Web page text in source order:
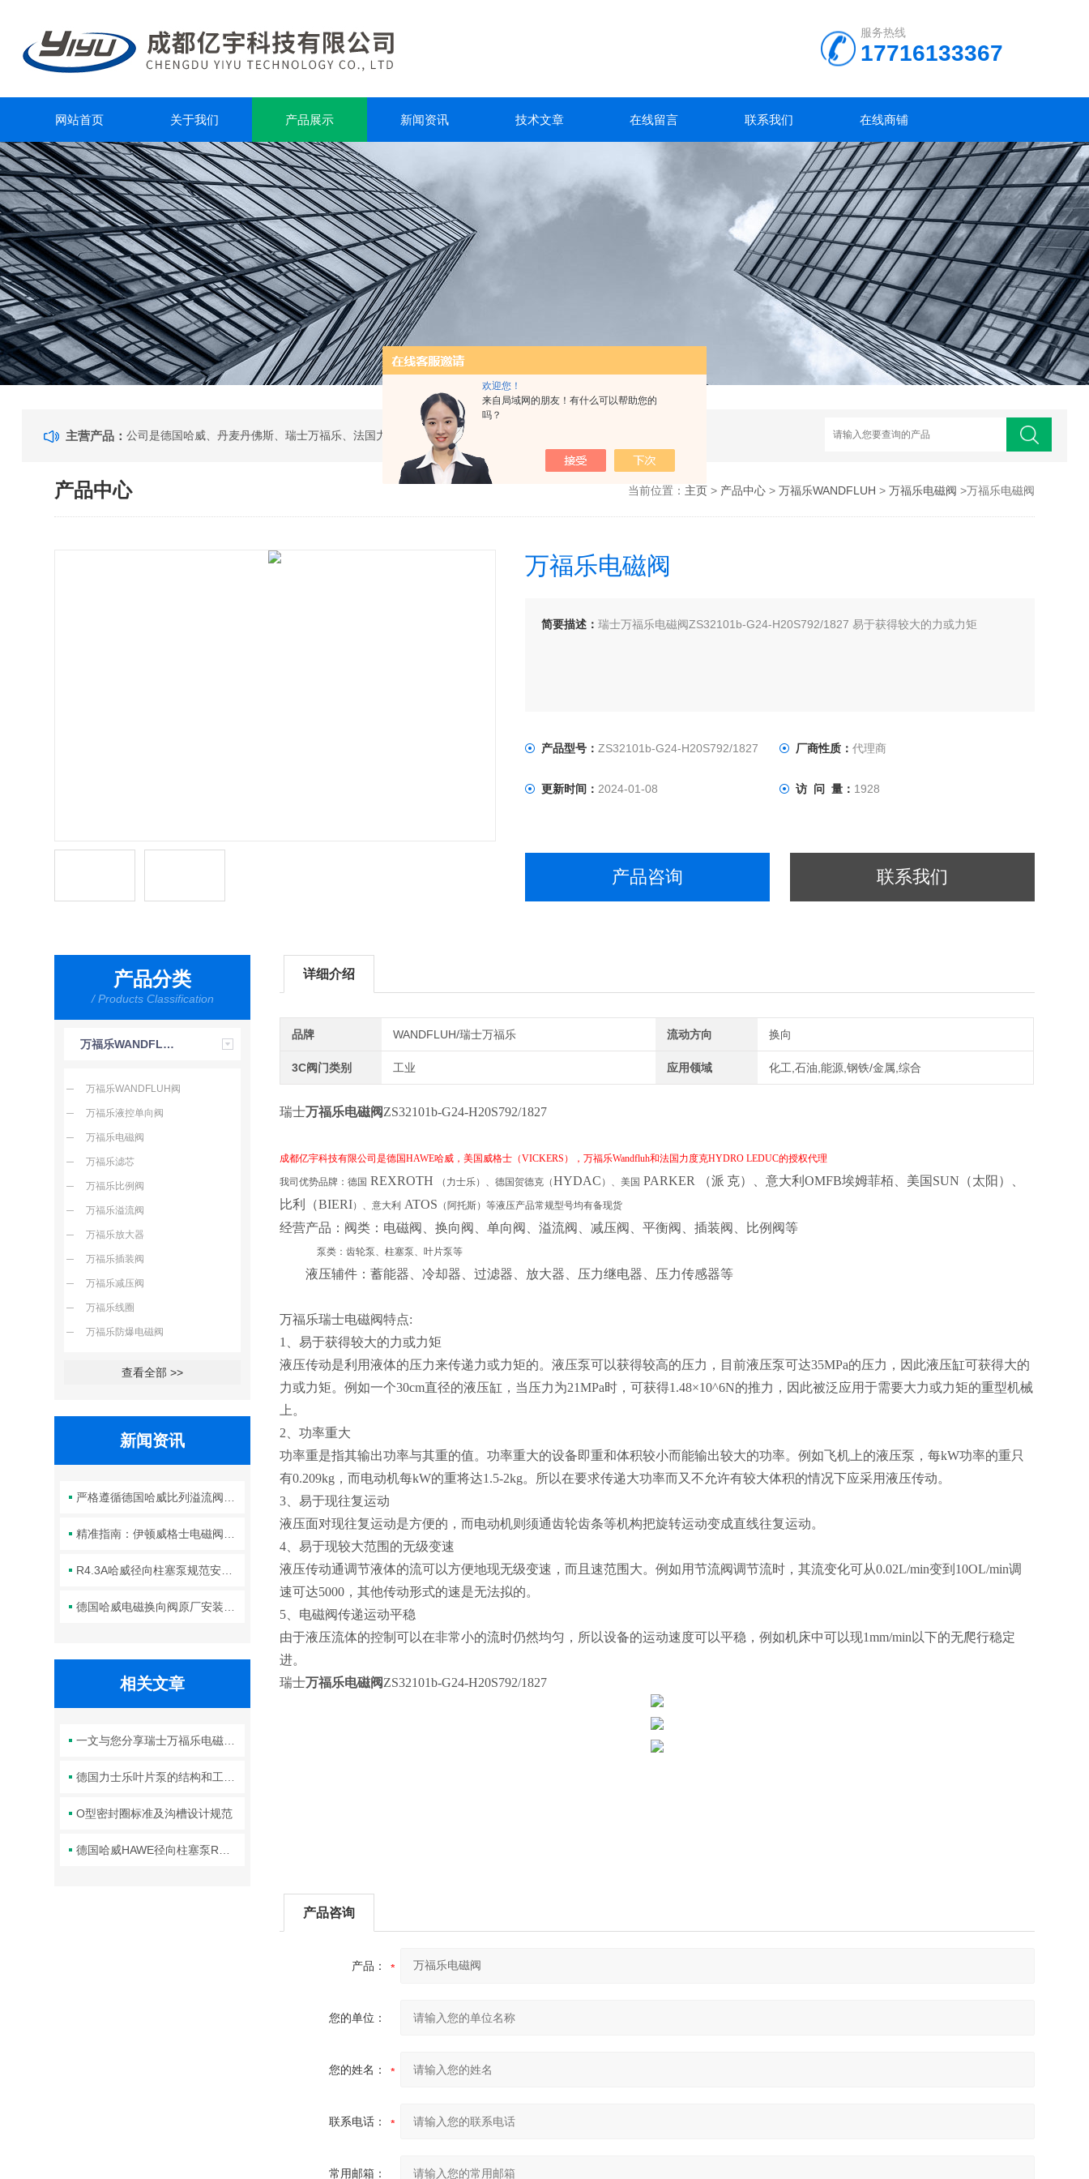
欢迎您！
来自局域网的朋友！有什么可以帮助您的
吗？
服务热线
17716133367
网站首页 关于我们 产品展示 新闻资讯 技术文章 在线留言 联系我们 在线商铺
主营产品：
产品中心 当前位置： 主页> 产品中心> 万福乐WANDFLUH > 万福乐电磁阀 >万福乐电磁阀
万福乐电磁阀
简要描述： 瑞士万福乐电磁阀ZS32101b-G24-H20S792/1827 易于获得较大的力或力矩
产品型号： ZS32101b-G24-H20S792/1827 厂商性质：代理商
更新时间： 2024-01-08 访 问 量： 1928
产品咨询 联系我们
产品分类
/ Products Classification
万福乐WANDFLUH
万福乐WANDFLUH阀
万福乐液控单向阀
万福乐电磁阀
万福乐滤芯
万福乐比例阀
万福乐溢流阀
万福乐放大器
万福乐插装阀
万福乐减压阀
万福乐线圈
万福乐防爆电磁阀
查看全部 >>
新闻资讯
相关文章
O型密封圈标准及沟槽设计规范
详细介绍
品牌 WANDFLUH/瑞士万福乐 流动方向 换向
3C阀门类别 工业 应用领域 化工,石油,能源,钢铁/金属,综合
瑞士万福乐电磁阀ZS32101b-G24-H20S792/1827
成都亿宇科技有限公司是德国HAWE哈威，美国威格士（VICKERS），万福乐Wandfluh和法国力度克HYDRO LEDUC的授权代理
我司优势品牌：德国 REXROTH （力士乐）、德国贺德克（HYDAC ）、美国 PARKER （派 克）、意大利OMFB埃姆菲栢、美国 SUN （太阳）、
比利（BIERI）、意大利 ATOS （阿托斯）等液压产品常规型号均有备现货
经营产品：阀类：电磁阀、换向阀、单向阀、溢流阀、减压阀、平衡阀、插装阀、比例阀等
泵类：齿轮泵、柱塞泵、叶片泵等
液压辅件：蓄能器、冷却器、过滤器、放大器、压力继电器、压力传感器等
万福乐瑞士电磁阀特点:
1、易于获得较大的力或力矩
液压传动是利用液体的压力来传递力或力矩的。液压泵可以获得较高的压力，目前液压泵可达35MPa的压力，因此液压缸可获得大的
力或力矩。例如一个30cm直径的液压缸，当压力为21MPa时，可获得1.48×10^6N的推力，因此被泛应用于需要大力或力矩的重型机械
上。
2、功率重大
功率重是指其输出功率与其重的值。功率重大的设备即重和体积较小而能输出较大的功率。例如飞机上的液压泵，每kW功率的重只
有0.209kg，而电动机每kW的重将达1.5-2kg。所以在要求传递大功率而又不允许有较大体积的情况下应采用液压传动。
3、易于现往复运动
液压面对现往复运动是方便的，而电动机则须通齿轮齿条等机构把旋转运动变成直线往复运动。
4、易于现较大范围的无级变速
液压传动通调节液体的流可以方便地现无级变速，而且速范围大。例如用节流阀调节流时，其流变化可从0.02L/min变到10OL/min调
速可达5000，其他传动形式的速是无法拟的。
5、电磁阀传递运动平稳
由于液压流体的控制可以在非常小的流时仍然均匀，所以设备的运动速度可以平稳，例如机床中可以现1mm/min以下的无爬行稳定
进。
瑞士万福乐电磁阀ZS32101b-G24-H20S792/1827
产品咨询
产品：
您的单位：
您的姓名：
联系电话：
常用邮箱：